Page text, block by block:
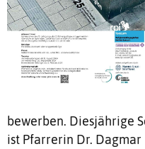
bewerben. Diesjährige
ist Pfarrerin Dr.